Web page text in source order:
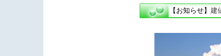
【お知らせ】 建